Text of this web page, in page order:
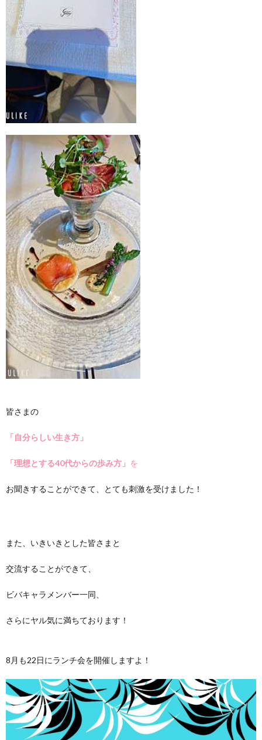
皆さまの
「自分らしい生き方」
「理想とする40代からの歩み方」 を
お聞きすることができて、とても刺激を受けました！
また、いきいきとした皆さまと
交流することができて、
ビバキャラメンバー一同、
さらにヤル気に満ちております！
8月も22日にランチ会を開催しますよ！